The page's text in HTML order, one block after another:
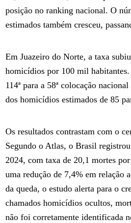
posição no ranking nacional. O
estimados também cresceu,
Em Juazeiro do Norte, a taxa
homicídios por 100 mil
114ª para a 58ª colocação
dos homicídios estimados de 85
Os resultados contrastam com o
Segundo o Atlas, o Brasil
2024, com taxa de 20,1 mortes
uma redução de 7,4% em relação
da queda, o estudo alerta para o
chamados homicídios ocultos,
não foi corretamente identificada